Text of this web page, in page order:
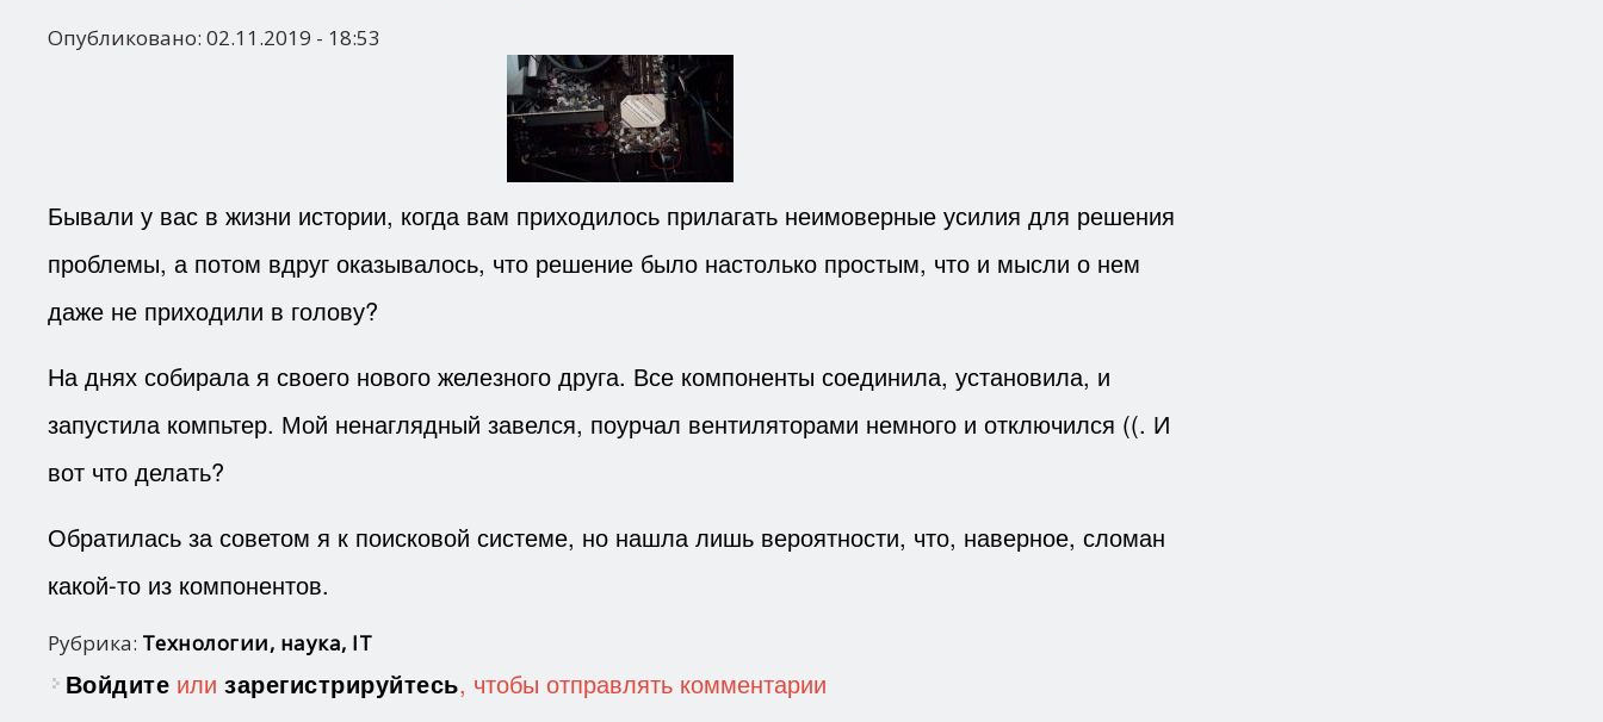
Опубликовано: 02.11.2019 - 18:53
Бывали у вас в жизни истории, когда вам приходилось прилагать неимоверные усилия для решения
проблемы, а потом вдруг оказывалось, что решение было настолько простым, что и мысли о нем
даже не приходили в голову?
На днях собирала я своего нового железного друга. Все компоненты соединила, установила, и
запустила компьтер. Мой ненаглядный завелся, поурчал вентиляторами немного и отключился ((. И
вот что делать?
Обратилась за советом я к поисковой системе, но нашла лишь вероятности, что, наверное, сломан
какой-то из компонентов.
Рубрика: Технологии, наука, IT
Войдите или зарегистрируйтесь, чтобы отправлять комментарии